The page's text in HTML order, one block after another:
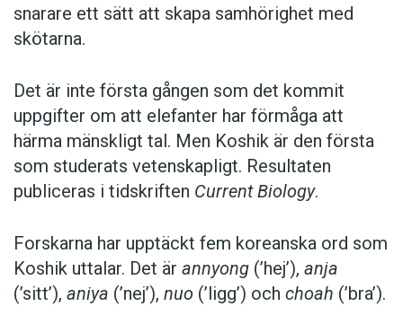
snarare ett sätt att skapa samhörighet med
skötarna.
Det är inte första gången som det kommit
uppgifter om att elefanter har förmåga att
härma mänskligt tal. Men Koshik är den första
som studerats vetenskapligt. Resultaten
publiceras i tidskriften Current Biology.
Forskarna har upptäckt fem koreanska ord som
Koshik uttalar. Det är annyong (’hej’), anja
(’sitt’), aniya (’nej’), nuo (’ligg’) och choah (’bra’).